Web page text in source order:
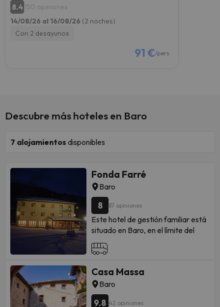
8.4150 opiniones
14/08/26 al 16/08/26 (2 noches)
Con 2 desayunos
91 €/pers.
Descubre más hoteles en Baro
7 alojamientos disponibles
Fonda Farré
Baro
8 87 opiniones
Este hotel de gestión familiar está
situado en Baro, en el límite del
Parque Nacional de Aigüestortes.
Ofrece Wi-Fi gratuita y sus
al campo y TV de pantalla plana.
El restaurante del Fonda Farré
sirve cocina típica de Pallaresa,
Casa Massa
Baro
9.8 42 opiniones